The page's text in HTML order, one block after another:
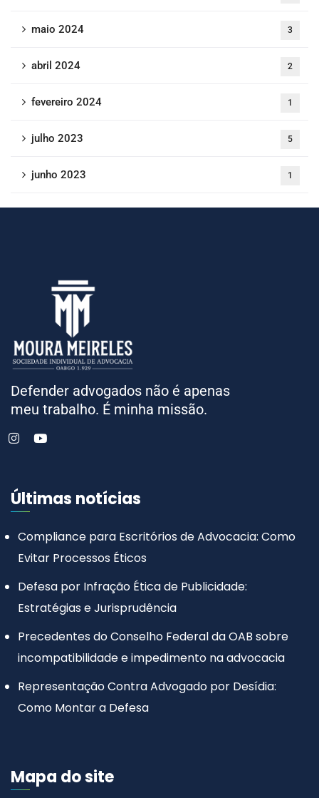
maio 2024 3
abril 2024 2
fevereiro 2024 1
julho 2023 5
junho 2023 1
Defender advogados não é apenas
meu trabalho. É minha missão.
Últimas notícias
Compliance para Escritórios de Advocacia: Como
Evitar Processos Éticos
Defesa por Infração Ética de Publicidade:
Estratégias e Jurisprudência
Precedentes do Conselho Federal da OAB sobre
incompatibilidade e impedimento na advocacia
Representação Contra Advogado por Desídia:
Como Montar a Defesa
Mapa do site